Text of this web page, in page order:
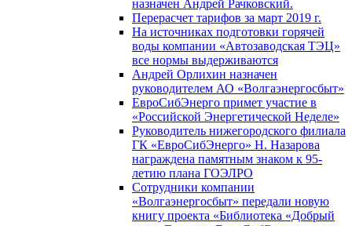
назначен Андрей Рачковский.
Перерасчет тарифов за март 2019 г.
На источниках подготовки горячей
воды компании «Автозаводская ТЭЦ»
все нормы выдерживаются
Андрей Орлихин назначен
руководителем АО «Волгаэнергосбыт»
ЕвроСибЭнерго примет участие в
«Российской Энергетической Неделе»
Руководитель нижегородского филиала
ГК «ЕвроСибЭнерго» Н. Назарова
награждена памятным знаком к 95-
летию плана ГОЭЛРО
Сотрудники компании
«Волгаэнергосбыт» передали новую
книгу проекта «Библиотека «Добрый